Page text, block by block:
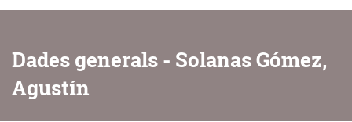
Dades generals - Solanas Gómez,
Agustín